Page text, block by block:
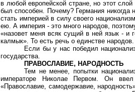
в любой европейской стране, но этот
был способен. Почему? Германия никогда
стать империей в силу своего
ею. А империя - это много народов,
«назовет меня всяк сущий в ней язык - и
калмык». То есть речь о единстве народов.
Если бы у нас победил
государства.
ПРАВОСЛАВИЕ, НАРОДНОСТЬ
Тем не менее, попытки
императоре Николае Первом. Он
«Православие, самодержавие,